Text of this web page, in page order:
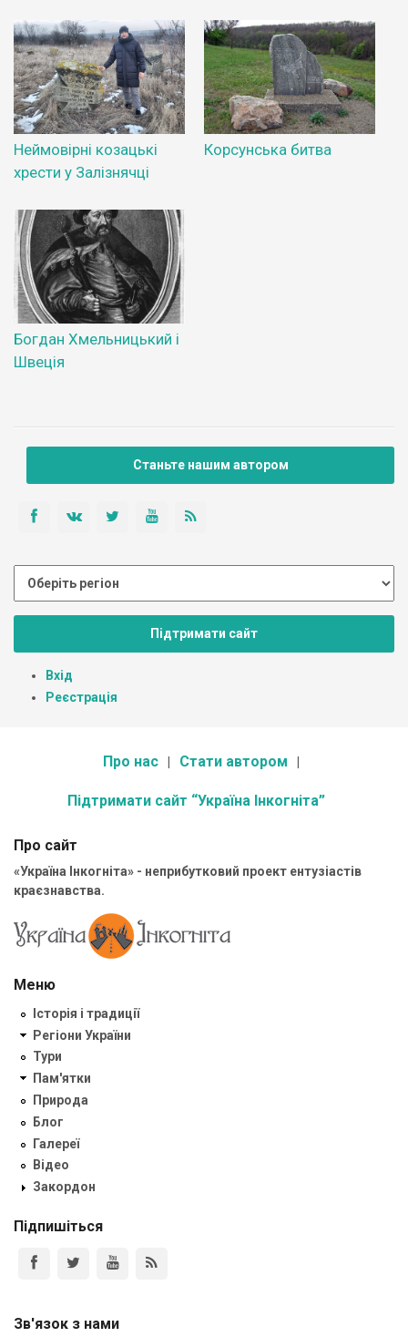
Неймовірні козацькі
хрести у Залізнячці
Корсунська битва
Богдан Хмельницький і
Швеція
Станьте нашим автором
Підтримати сайт
Вхід
Реєстрація
Про нас Стати автором
Підтримати сайт “Україна Інкогніта”
Про сайт
«Україна Інкогніта» - неприбутковий проект ентузіастів
краєзнавства.
Меню
Історія і традиції
Регіони України
Тури
Пам'ятки
Природа
Блог
Галереї
Відео
Закордон
Підпишіться
Зв'язок з нами